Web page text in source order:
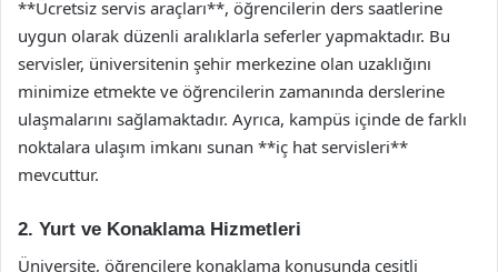
**Ücretsiz servis araçları**, öğrencilerin ders saatlerine
uygun olarak düzenli aralıklarla seferler yapmaktadır. Bu
servisler, üniversitenin şehir merkezine olan uzaklığını
minimize etmekte ve öğrencilerin zamanında derslerine
ulaşmalarını sağlamaktadır. Ayrıca, kampüs içinde de farklı
noktalara ulaşım imkanı sunan **iç hat servisleri**
mevcuttur.
2. Yurt ve Konaklama Hizmetleri
Üniversite, öğrencilere konaklama konusunda çeşitli